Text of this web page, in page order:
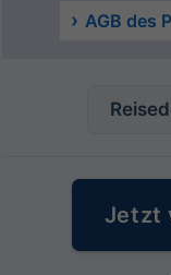
AGB des
Jetzt